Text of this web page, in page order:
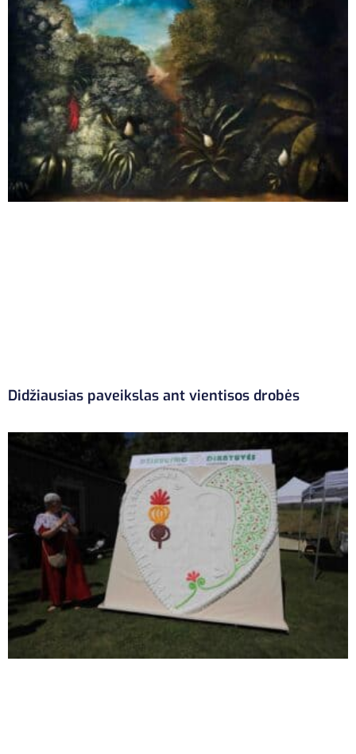
Didžiausias paveikslas ant vientisos drobės